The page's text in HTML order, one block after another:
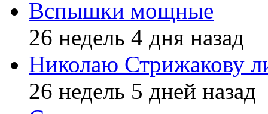
Вспышки мощные
26 недель 4 дня назад
Николаю Стрижакову
26 недель 5 дней назад